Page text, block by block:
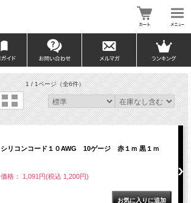
1 / 1ページ（全6件）
シリコンコード１０AWG 10ゲージ 赤１ｍ 黒１ｍ
価格： 1,091円(税込 1,200円)